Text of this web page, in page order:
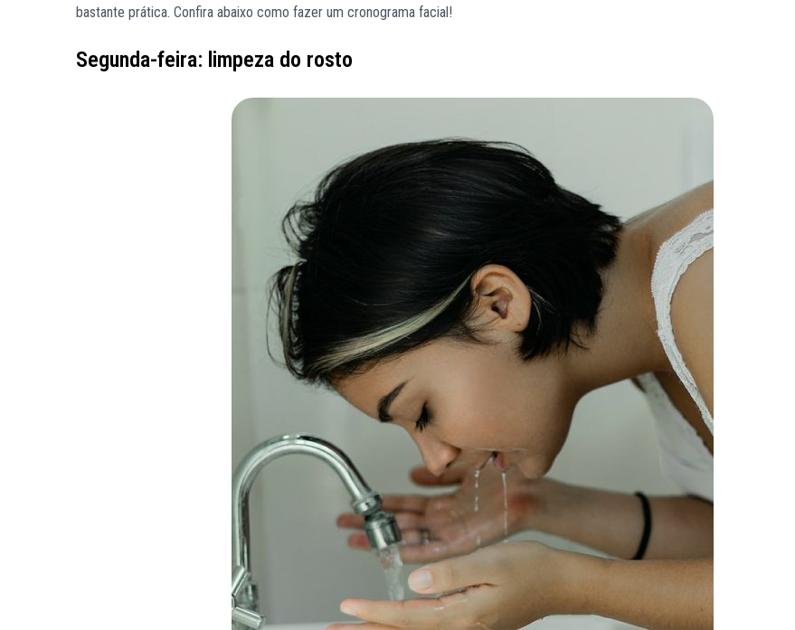
bastante prática. Confira abaixo como fazer um cronograma facial!
Segunda-feira: limpeza do rosto